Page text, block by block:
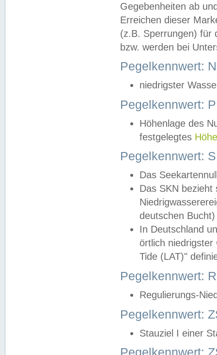
Gegebenheiten ab
Erreichen dieser
(z.B. Sperrungen) für
bzw. werden bei
Pegelkennwert:
niedrigster
Pegelkennwert:
Höhenlage des
festgelegtes
Pegelkennwert:
Das
Das SKN
deutschen
In Deutschland
örtlich
Tide (LAT)"
Pegelkennwert:
Regulierungs-
Pegelkennwert:
Stauziel I einer
Pegelkennwert: